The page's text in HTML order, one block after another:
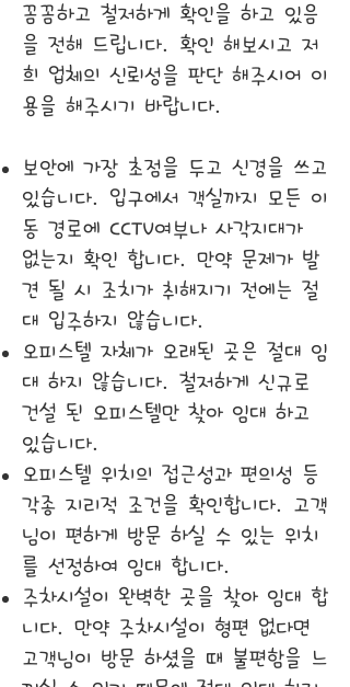
꼼꼼하고 철저하게 확인을 하고 있음
을 전해 드립니다. 확인 해보시고 저
희 업체의 신뢰성을 판단 해주시어 이
용을 해주시기 바랍니다.
보안에 가장 초점을 두고 신경을 쓰고
있습니다. 입구에서 객실까지 모든 이
동 경로에 CCTV여부나 사각지대가
없는지 확인 합니다. 만약 문제가 발
견 될 시 조치가 취해지기 전에는 절
대 입주하지 않습니다.
오피스텔 자체가 오래된 곳은 절대 임
대 하지 않습니다. 철저하게 신규로
건설 된 오피스텔만 찾아 임대 하고
있습니다.
오피스텔 위치의 접근성과 편의성 등
각종 지리적 조건을 확인합니다. 고객
님이 편하게 방문 하실 수 있는 위치
를 선정하여 임대 합니다.
주차시설이 완벽한 곳을 찾아 임대 합
니다. 만약 주차시설이 형편 없다면
고객님이 방문 하셨을 때 불편함을 느